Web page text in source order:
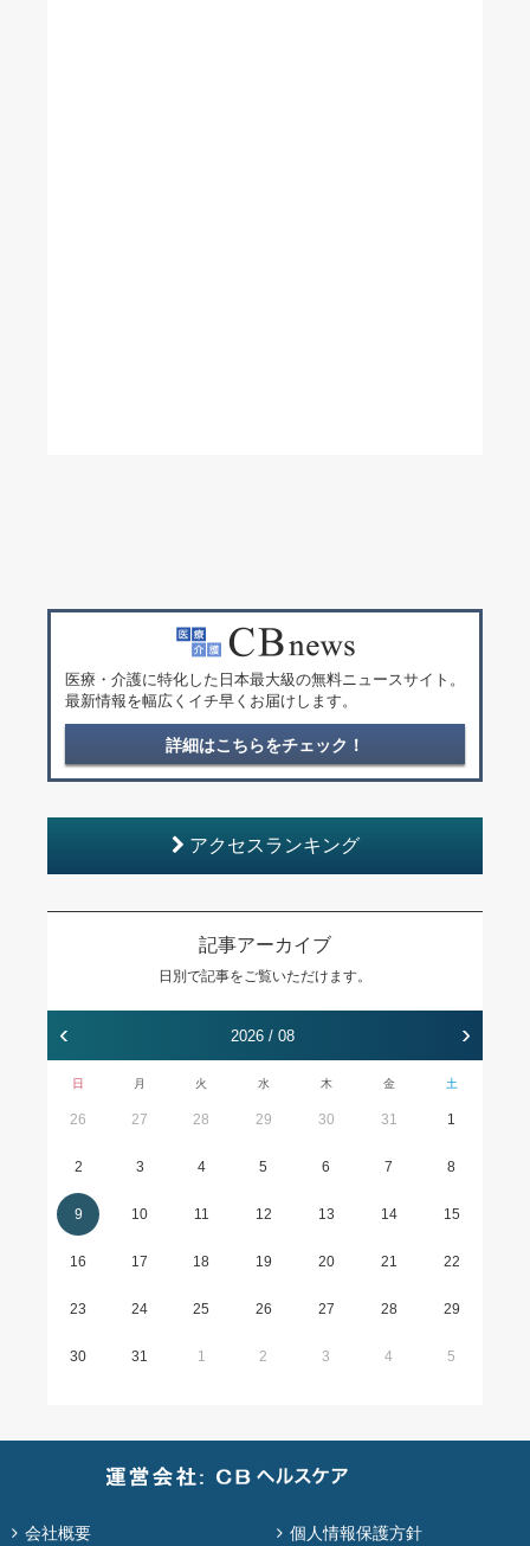
医療・介護に特化した日本最大級の無料ニュースサイト。
最新情報を幅広くイチ早くお届けします。
詳細はこちらをチェック！
アクセスランキング
記事アーカイブ
日別で記事をご覧いただけます。
‹ 2026 / 08 ›
日 月 火 水 木 金 土
26 27 28 29 30 31 1
2 3 4 5 6 7 8
9 10 11 12 13 14 15
16 17 18 19 20 21 22
23 24 25 26 27 28 29
30 31 1 2 3 4 5
会社概要 個人情報保護方針